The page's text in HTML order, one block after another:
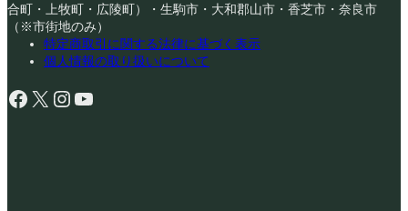
合町・上牧町・広陵町）・生駒市・大和郡山市・香芝市・奈良市
（※市街地のみ）
特定商取引に関する法律に基づく表示
個人情報の取り扱いについて
Facebook X Instagram YouTube